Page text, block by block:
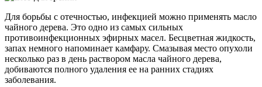
Для борьбы с отечностью, инфекцией можно применять масло
чайного дерева. Это одно из самых сильных
противоинфекционных эфирных масел. Бесцветная жидкость,
запах немного напоминает камфару. Смазывая место опухоли
несколько раз в день раствором масла чайного дерева,
добиваются полного удаления ее на ранних стадиях
заболевания.